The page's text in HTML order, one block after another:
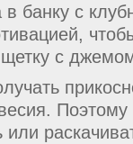
в банку с
щетку с
или